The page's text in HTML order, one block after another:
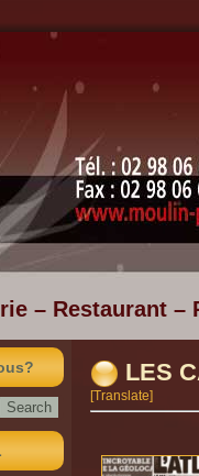
– Restaurant –
LES
[Translate]